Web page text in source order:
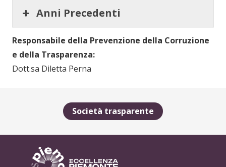
Anni Precedenti
Responsabile della Prevenzione della Corruzione
e della Trasparenza:
Dott.sa Diletta Perna
Società trasparente